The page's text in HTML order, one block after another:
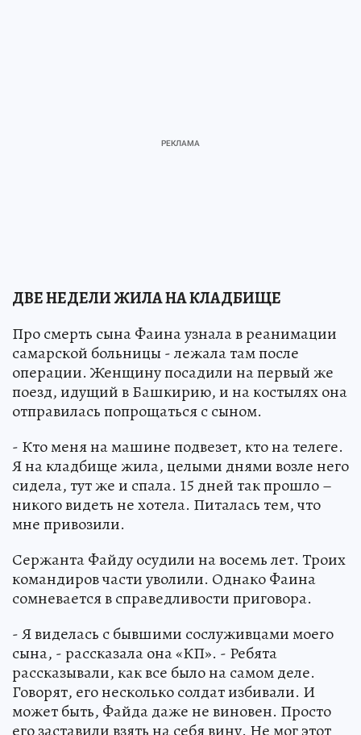
ДВЕ НЕДЕЛИ ЖИЛА НА КЛАДБИЩЕ
Про смерть сына Фаина узнала в реа­нимации
самарской больницы - лежа­ла там после
операции. Женщину по­садили на первый же
поезд, идущий в Башкирию, и на костылях она
отпра­вилась попрощаться с сыном.
- Кто меня на машине подвезет, кто на телеге.
Я на кладбище жила, целы­ми днями возле него
сидела, тут же и спала. 15 дней так прошло –
никого видеть не хотела. Питалась тем, что
мне привозили.
Сержанта Файду осудили на восемь лет. Троих
командиров части уволили. Однако Фаина
сомневается в справед­ливости приговора.
- Я виделась с бывшими сослуживца­ми моего
сына, - рассказала она «КП». - Ребята
рассказывали, как все было на самом деле.
Говорят, его несколько солдат избивали. И
может быть, Фай­да даже не виновен. Просто
его заста­вили взять на себя вину. Не мог этот